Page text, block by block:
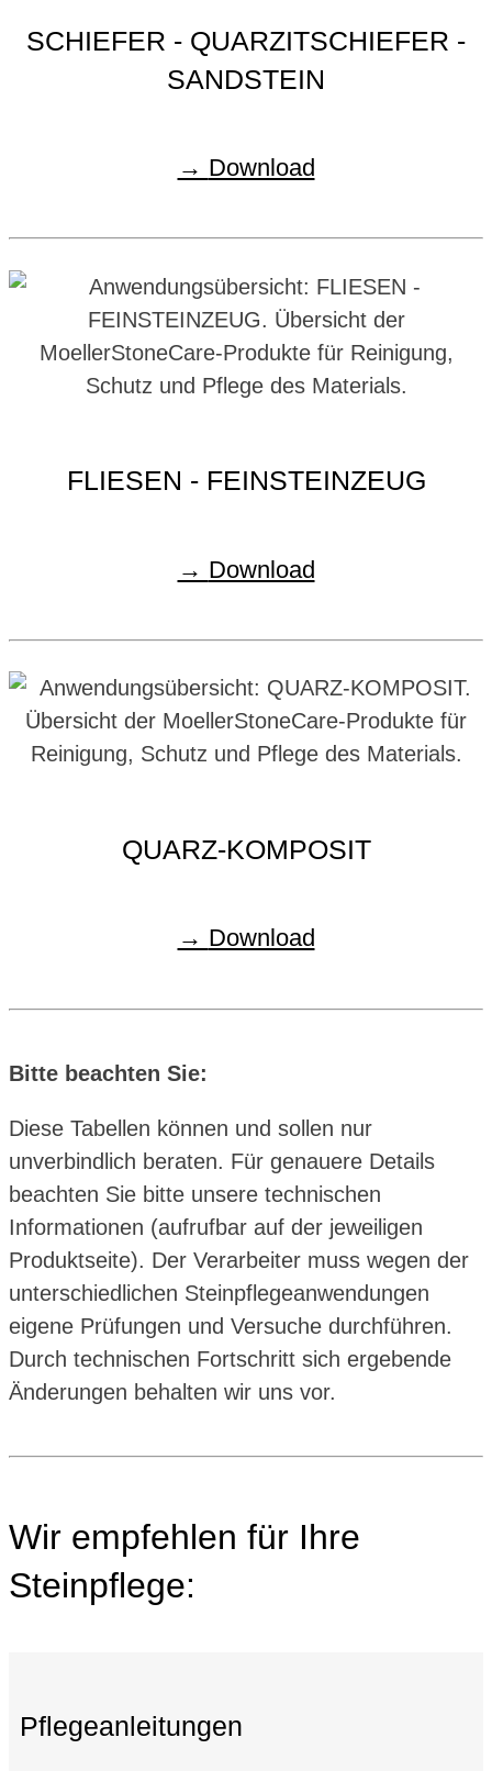
SCHIEFER - QUARZITSCHIEFER -
SANDSTEIN
Download
FLIESEN - FEINSTEINZEUG
Download
QUARZ-KOMPOSIT
Download
Bitte beachten Sie:
Diese Tabellen können und sollen nur
unverbindlich beraten. Für genauere Details
beachten Sie bitte unsere technischen
Informationen (aufrufbar auf der jeweiligen
Produktseite). Der Verarbeiter muss wegen der
unterschiedlichen Steinpflegeanwendungen
eigene Prüfungen und Versuche durchführen.
Durch technischen Fortschritt sich ergebende
Änderungen behalten wir uns vor.
Wir empfehlen für Ihre
Steinpflege:
Pflegeanleitungen